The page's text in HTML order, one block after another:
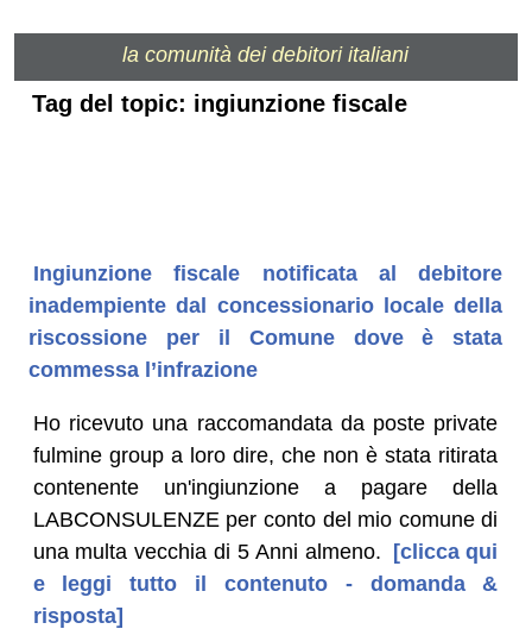
la comunità dei debitori italiani
Tag del topic: ingiunzione fiscale
Ingiunzione fiscale notificata al debitore
inadempiente dal concessionario locale della
riscossione per il Comune dove è stata
commessa l’infrazione
Ho ricevuto una raccomandata da poste private
fulmine group a loro dire, che non è stata ritirata
contenente un'ingiunzione a pagare della
LABCONSULENZE per conto del mio comune di
una multa vecchia di 5 Anni almeno. [clicca qui
e leggi tutto il contenuto - domanda &
risposta]